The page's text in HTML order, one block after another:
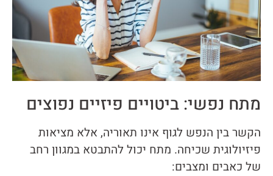
מתח נפשי: ביטויים פיזיים נפוצים
הקשר בין הנפש לגוף אינו תאוריה, אלא מציאות
פיזיולוגית שכיחה. מתח יכול להתבטא במגוון רחב
של כאבים ומצבים: